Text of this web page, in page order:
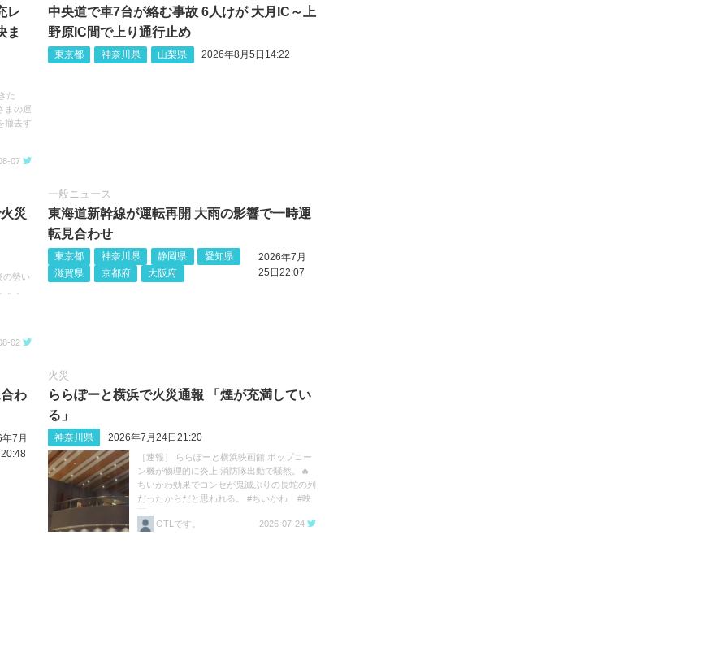
レ
ま
た
まの運
撤去す
07
中央道で車7台が絡む事故 6人けが 大月IC～上
野原IC間で上り通行止め
東京都 神奈川県 山梨県 2026年8月5日14:22
災
の勢い
。。
02
一般ニュース
東海道新幹線が運転再開 大雨の影響で一時運
転見合わせ
東京都 神奈川県 静岡県
愛知県
滋賀県
京都府 大阪府
2026年7月
25日22:07
わ
7月
火災
ららぽーと横浜で火災通報 「煙が充満してい
る」
神奈川県 2026年7月24日21:20
［速報］ ららぽーと横浜映画館 ポップコー
ン機が物理的に炎上 消防隊出動で騒然。🔥
ちいかわ効果でコンセが鬼滅ぶりの長蛇の列
だったからだと思われる。 #ちいかわ #映
OTLです。
2026-07-24